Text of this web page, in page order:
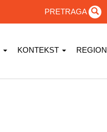
PRETRAGA
KONTEKST REGION